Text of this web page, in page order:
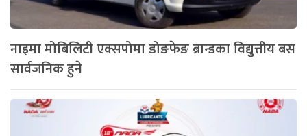
नाइमा मोबिलिटी एक्सपोमा डोङफेङ ब्रान्डका विद्युत्तीय बस
सार्वजनिक हुने